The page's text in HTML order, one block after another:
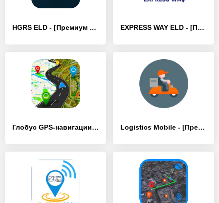
HGRS ELD - [Премиум версия] EXPRESS WAY ELD - [Премиум версия]
Глобус GPS-навигации 3d - [Разблокированная версия] Logistics Mobile - [Премиум версия]